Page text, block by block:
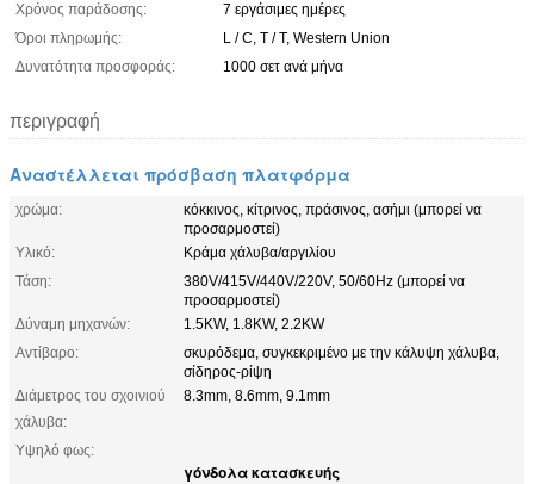
Χρόνος παράδοσης:
7 εργάσιμες ημέρες
Όροι πληρωμής:
L / C, T / T, Western Union
Δυνατότητα προσφοράς:
1000 σετ ανά μήνα
περιγραφή
Αναστέλλεται πρόσβαση πλατφόρμα
χρώμα:
κόκκινος, κίτρινος, πράσινος, ασήμι (μπορεί να
προσαρμοστεί)
Υλικό:
Κράμα χάλυβα/αργιλίου
Τάση:
380V/415V/440V/220V, 50/60Hz (μπορεί να
προσαρμοστεί)
Δύναμη μηχανών:
1.5KW, 1.8KW, 2.2KW
Αντίβαρο:
σκυρόδεμα, συγκεκριμένο με την κάλυψη χάλυβα,
σίδηρος-ρίψη
Διάμετρος του σχοινιού
χάλυβα:
8.3mm, 8.6mm, 9.1mm
Υψηλό φως:
γόνδολα κατασκευής